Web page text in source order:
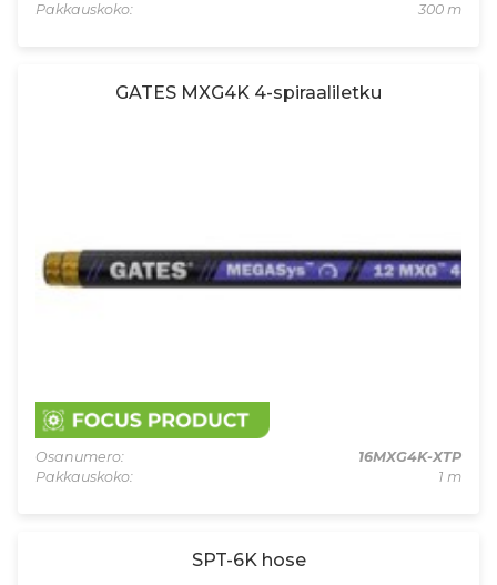
Pakkauskoko:
300 m
GATES MXG4K 4-spiraaliletku
Osanumero:
16MXG4K-XTP
Pakkauskoko:
1 m
SPT-6K hose